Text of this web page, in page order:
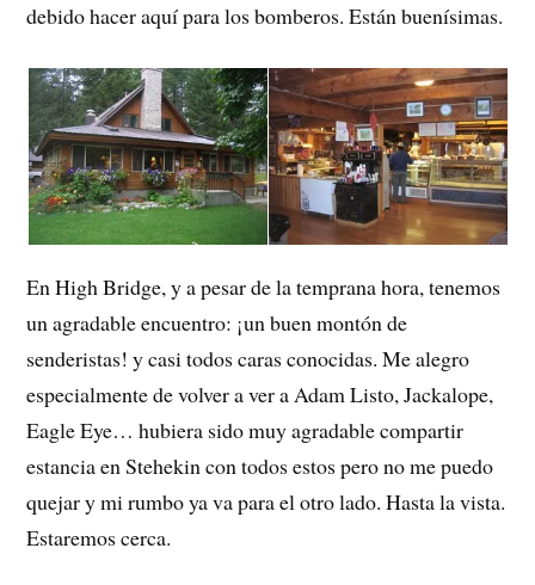
debido hacer aquí para los bomberos. Están buenísimas.
En High Bridge, y a pesar de la temprana hora, tenemos
un agradable encuentro: ¡un buen montón de
senderistas! y casi todos caras conocidas. Me alegro
especialmente de volver a ver a Adam Listo, Jackalope,
Eagle Eye… hubiera sido muy agradable compartir
estancia en Stehekin con todos estos pero no me puedo
quejar y mi rumbo ya va para el otro lado. Hasta la vista.
Estaremos cerca.